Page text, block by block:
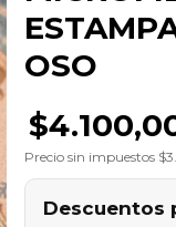
OSO
Precio sin impuestos
Descuentos